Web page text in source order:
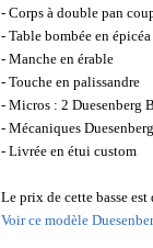
- Corps à double pan
- Table bombée en épicéa
- Manche en érable
- Touche en palissandre
- Micros : 2 Duesenberg
- Mécaniques
- Livrée en étui custom
Le prix de cette basse est
Voir ce modèle